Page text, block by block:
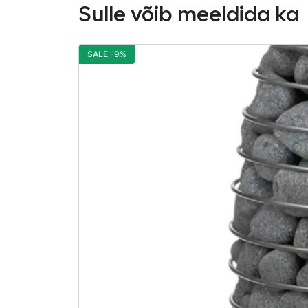
Sulle võib meeldida ka
SALE -9%